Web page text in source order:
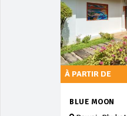
À PARTIR DE
BLUE MOON